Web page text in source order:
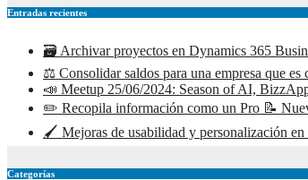
Entradas recientes
🗃️ Archivar proyectos en Dynamics 365
⚖️ Consolidar saldos para una empresa que
📣 Meetup 25/06/2024: Season of AI,
✏️ Recopila información como un Pro 📝
🖌️ Mejoras de usabilidad y personalización
Categorías